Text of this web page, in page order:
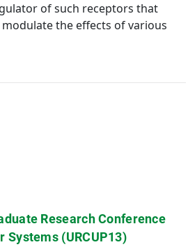
of such receptors that
the effects of various
Research Conference
Systems (URCUP13)